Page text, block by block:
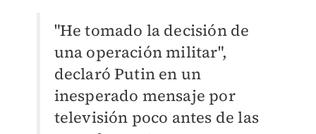
"He tomado la decisión de
una operación militar",
declaró Putin en un
inesperado mensaje por
televisión poco antes de las